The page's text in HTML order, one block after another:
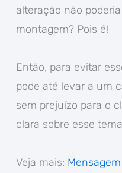
alteração não
montagem? Pois é!
Então, para evitar
pode até levar a um
sem prejuízo para o
clara sobre esse
Veja mais: